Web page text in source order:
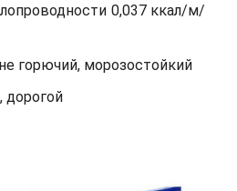
0,037 ккал/м/
горючий, морозостойкий